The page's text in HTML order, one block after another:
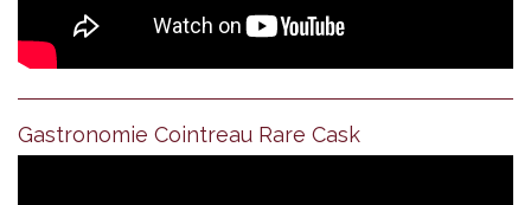
Gastronomie Cointreau Rare Cask